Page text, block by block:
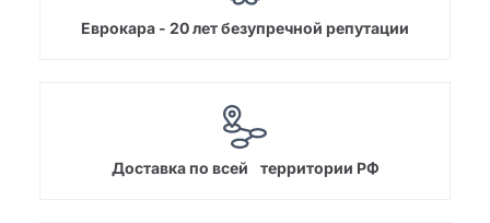
Еврокара - 20 лет безупречной репутации
Доставка по всей территории РФ